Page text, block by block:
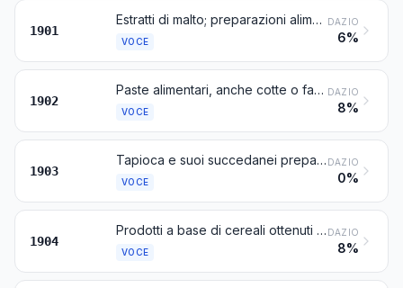
1901
Estratti di malto; preparazioni alimentari di farine, semole, semolini, amidi, fecole o estratti di malto, non contenenti cacao o contenenti meno di 40 %, in peso, di cacao calcolato su una base completamente sgrassata, non nominate né comprese altrove; preparazioni alimentari di prodotti delle voci da 0401 a 0404, non contenenti cacao o contenenti meno di 5 %, in peso, di cacao calcolato su una base completamente sgrassata, non nominate né comprese altrove
VOCE
DAZIO
6%
1902
Paste alimentari, anche cotte o farcite (di carne o di altre sostanze) oppure altrimenti preparate, quali spaghetti, maccheroni, tagliatelle, lasagne, gnocchi, ravioli, cannelloni; cuscus, anche preparato
VOCE
DAZIO
8%
1903
Tapioca e suoi succedanei preparati a partire da fecole, in forma di fiocchi, grumi, granelli perlacei, scarti di setacciature o forme simili
VOCE
DAZIO
0%
1904
Prodotti a base di cereali ottenuti per soffiatura o tostatura (per esempio: « corn flakes »); cereali (diversi dal granturco) in grani o in forma di fiocchi oppure di altri grani lavorati (escluse le farine, le semole e i semolini), precotti o altrimenti preparati, non nominati né compresi altrove
VOCE
DAZIO
8%